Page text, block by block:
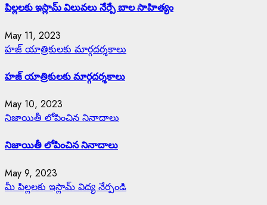
పిల్లలకు ఇస్లామ్ విలువలు నేర్పే బాల సాహిత్యం
May 11, 2023
హజ్ యాత్రికులకు మార్గదర్శకాలు
హజ్ యాత్రికులకు మార్గదర్శకాలు
May 10, 2023
నిజాయితీ లోపించిన నినాదాలు
నిజాయితీ లోపించిన నినాదాలు
May 9, 2023
మీ పిల్లలకు ఇస్లామ్ విద్య నేర్పండి